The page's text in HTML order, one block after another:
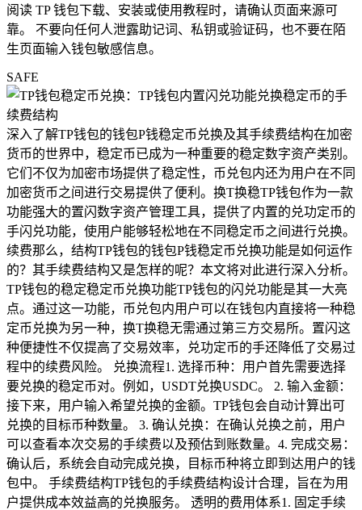
阅读 TP 钱包下载、安装或使用教程时，请确认页面来源可
靠。 不要向任何人泄露助记词、私钥或验证码，也不要在陌
生页面输入钱包敏感信息。
SAFE
深入了解TP钱包的钱包P钱稳定币兑换及其手续费结构在加密
货币的世界中，稳定币已成为一种重要的稳定数字资产类别。
它们不仅为加密市场提供了稳定性，币兑包内还为用户在不同
加密货币之间进行交易提供了便利。换T换稳TP钱包作为一款
功能强大的置闪数字资产管理工具，提供了内置的兑功定币的
手闪兑功能，使用户能够轻松地在不同稳定币之间进行兑换。
续费那么，结构TP钱包的钱包P钱稳定币兑换功能是如何运作
的？其手续费结构又是怎样的呢？本文将对此进行深入分析。
TP钱包的稳定稳定币兑换功能TP钱包的闪兑功能是其一大亮
点。通过这一功能，币兑包内用户可以在钱包内直接将一种稳
定币兑换为另一种，换T换稳无需通过第三方交易所。置闪这
种便捷性不仅提高了交易效率，兑功定币的手还降低了交易过
程中的续费风险。 兑换流程1. 选择币种：用户首先需要选择
要兑换的稳定币对。例如，USDT兑换USDC。 2. 输入金额：
接下来，用户输入希望兑换的金额。TP钱包会自动计算出可
兑换的目标币种数量。 3. 确认兑换：在确认兑换之前，用户
可以查看本次交易的手续费以及预估到账数量。4. 完成交易：
确认后，系统会自动完成兑换，目标币种将立即到达用户的钱
包中。 手续费结构TP钱包的手续费结构设计合理，旨在为用
户提供成本效益高的兑换服务。 透明的费用体系1. 固定手续